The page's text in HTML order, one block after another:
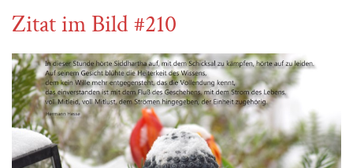
Zitat im Bild #210